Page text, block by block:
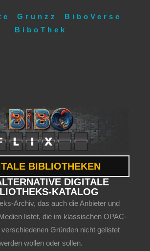
Grunzz
BiboVerse
BiboThek
BIBLIOTHEKEN
DIGITALE
KATALOG
Archiv, das auch die Anbieter und
listet, die im klassischen OPAC-
Gründen nicht gelistet
wollen oder sollen.